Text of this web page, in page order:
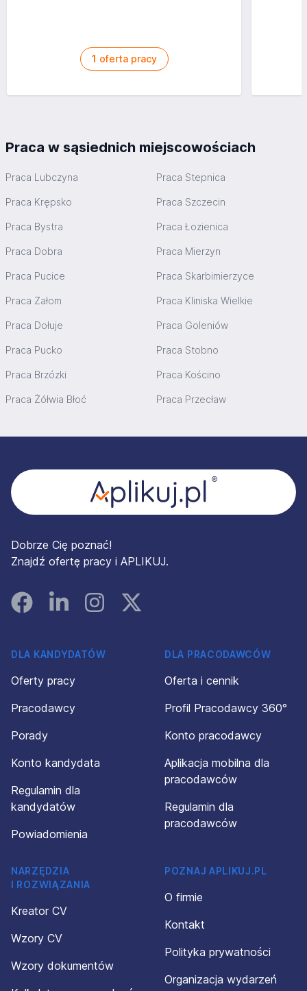
1 oferta pracy
Praca w sąsiednich miejscowościach
Praca Lubczyna Praca Stepnica
Praca Krępsko Praca Szczecin
Praca Bystra Praca Łozienica
Praca Dobra Praca Mierzyn
Praca Pucice Praca Skarbimierzyce
Praca Załom Praca Kliniska Wielkie
Praca Dołuje Praca Goleniów
Praca Pucko Praca Stobno
Praca Brzózki Praca Kościno
Praca Żółwia Błoć Praca Przecław
Dobrze Cię poznać!
Znajdź ofertę pracy i APLIKUJ.
FacebookLinked InInstagramInstagram
DLA KANDYDATÓW
Oferty pracy
Pracodawcy
Porady
Konto kandydata
Regulamin dla
kandydatów
Powiadomienia
DLA PRACODAWCÓW
Oferta i cennik
Profil Pracodawcy 360°
Konto pracodawcy
Aplikacja mobilna dla
pracodawców
Regulamin dla
pracodawców
NARZĘDZIA
I ROZWIĄZANIA
Kreator CV
Wzory CV
Wzory dokumentów
POZNAJ APLIKUJ.PL
O firmie
Kontakt
Polityka prywatności
Organizacja wydarzeń